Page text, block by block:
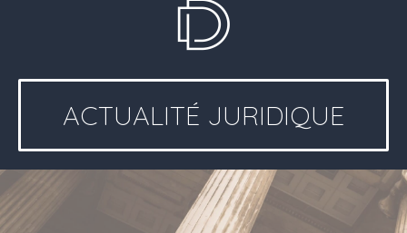
ACTUALITÉ JURIDIQUE